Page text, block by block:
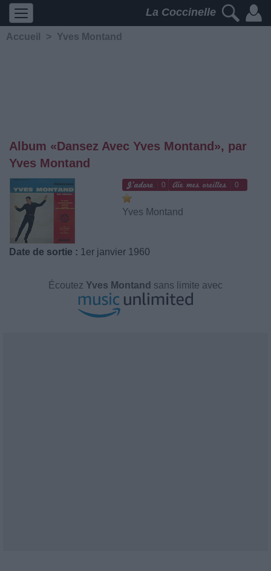
La Coccinelle
Accueil > Yves Montand
Album «Dansez Avec Yves Montand», par
Yves Montand
0 0
Yves Montand
Date de sortie : 1er janvier 1960
Écoutez Yves Montand sans limite avec